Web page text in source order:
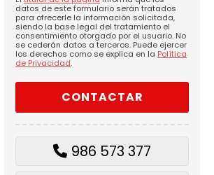
datos de este formulario serán tratados
para ofrecerle la información solicitada,
siendo la base legal del tratamiento el
consentimiento otorgado por el usuario. No
se cederán datos a terceros. Puede ejercer
los derechos como se explica en la Política
de Privacidad.
986 573 377